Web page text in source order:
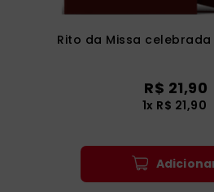
Rito da Missa
R$ 21,90
1x R$ 21,90